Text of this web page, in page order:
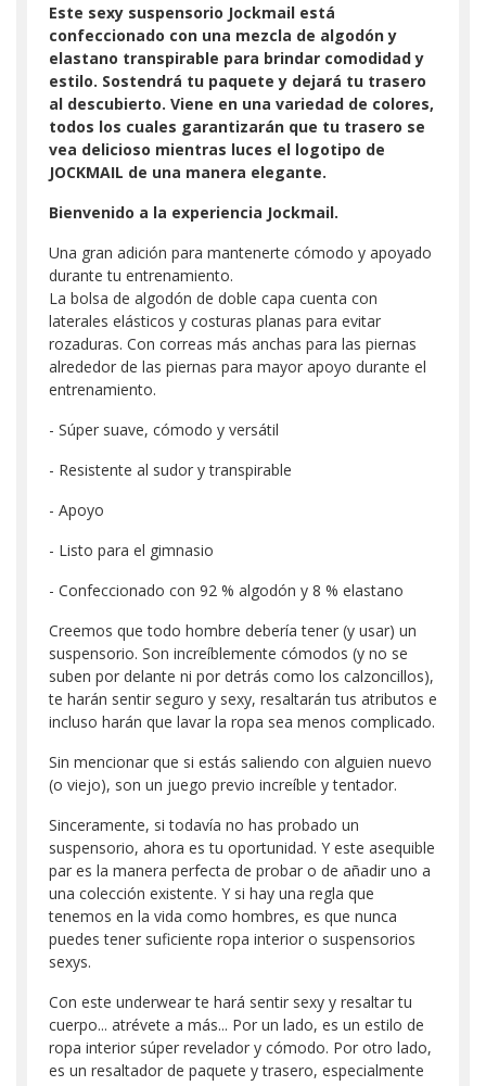
Este sexy suspensorio Jockmail está
confeccionado con una mezcla de algodón y
elastano transpirable para brindar comodidad y
estilo. Sostendrá tu paquete y dejará tu trasero
al descubierto. Viene en una variedad de colores,
todos los cuales garantizarán que tu trasero se
vea delicioso mientras luces el logotipo de
JOCKMAIL de una manera elegante.
Bienvenido a la experiencia Jockmail.
Una gran adición para mantenerte cómodo y apoyado
durante tu entrenamiento.
La bolsa de algodón de doble capa cuenta con
laterales elásticos y costuras planas para evitar
rozaduras. Con correas más anchas para las piernas
alrededor de las piernas para mayor apoyo durante el
entrenamiento.
- Súper suave, cómodo y versátil
- Resistente al sudor y transpirable
- Apoyo
- Listo para el gimnasio
​- Confeccionado con 92 % algodón y 8 % elastano
Creemos que todo hombre debería tener (y usar) un
suspensorio. Son increíblemente cómodos (y no se
suben por delante ni por detrás como los calzoncillos),
te harán sentir seguro y sexy, resaltarán tus atributos e
incluso harán que lavar la ropa sea menos complicado.
Sin mencionar que si estás saliendo con alguien nuevo
(o viejo), son un juego previo increíble y tentador.
Sinceramente, si todavía no has probado un
suspensorio, ahora es tu oportunidad. Y este asequible
par es la manera perfecta de probar o de añadir uno a
una colección existente. Y si hay una regla que
tenemos en la vida como hombres, es que nunca
puedes tener suficiente ropa interior o suspensorios
sexys.
Con este underwear te hará sentir sexy y resaltar tu
cuerpo... atrévete a más... Por un lado, es un estilo de
ropa interior súper revelador y cómodo. Por otro lado,
es un resaltador de paquete y trasero, especialmente